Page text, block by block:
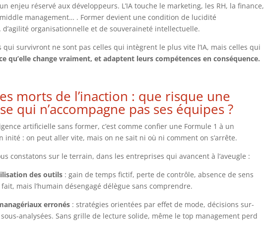
un enjeu réservé aux développeurs. L’IA touche le marketing, les RH, la finance,
management… . Former devient une condition de lucidité
organisationnelle et de souveraineté intellectuelle.
qui survivront ne sont pas celles qui intègrent le plus vite l’IA, mais celles qui
qu’elle change vraiment, et adaptent leurs compétences en conséquence.
morts de l’inaction : que risque une
qui n’accompagne pas ses équipes ?
artificielle sans former, c’est comme confier une Formule 1 à un
inité : on peut aller vite, mais on ne sait ni où ni comment on s’arrête.
constatons sur le terrain, dans les entreprises qui avancent à l’aveugle :
des outils: gain de temps fictif, perte de contrôle, absence de sens
mais l’humain désengagé délègue sans comprendre.
erronés: stratégies orientées par effet de mode, décisions sur-
analysées. Sans grille de lecture solide, même le top management perd